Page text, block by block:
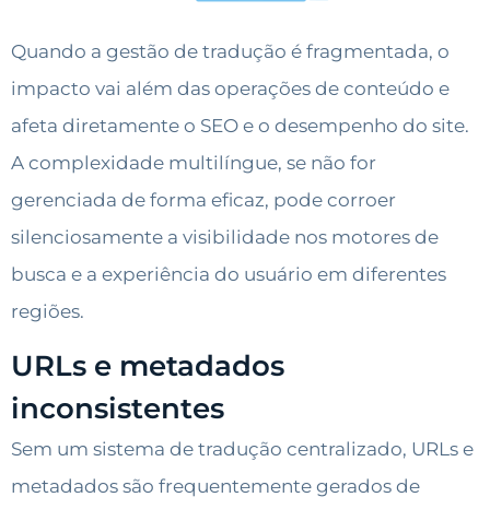
Quando a gestão de tradução é fragmentada, o
impacto vai além das operações de conteúdo e
afeta diretamente o SEO e o desempenho do site.
A complexidade multilíngue, se não for
gerenciada de forma eficaz, pode corroer
silenciosamente a visibilidade nos motores de
busca e a experiência do usuário em diferentes
regiões.
URLs e metadados
inconsistentes
Sem um sistema de tradução centralizado, URLs e
metadados são frequentemente gerados de